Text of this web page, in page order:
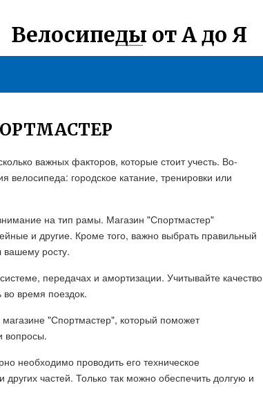
Велосипеды от А до Я
важных факторов, которые стоит учесть. Во-
велосипеда: городское катание, тренировки или
на тип рамы. Магазин "Спортмастер"
и другие. Кроме того, важно выбрать правильный
вашему росту.
передачах и амортизации. Учитывайте качество
во время поездок.
"Спортмастер", который поможет
вопросы.
необходимо проводить его техническое
частей. Только так можно обеспечить долгую и